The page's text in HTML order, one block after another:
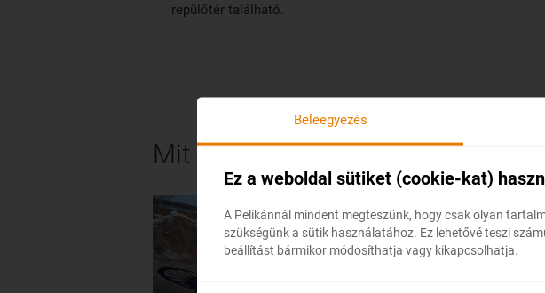
repülőtér található.
Mit érdemes megnézni
Beleegyezés
Ez a weboldal sütiket (cookie-kat)
A Pelikánnál mindent megteszünk, hogy csak olyan
szükségünk a sütik használatához. Ez lehetővé teszi
beállítást bármikor módosíthatja vagy kikapcsolhatja.